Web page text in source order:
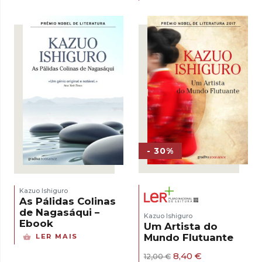
Kazuo Ishiguro
As Pálidas Colinas
de Nagasáqui –
Ebook
LER MAIS
- 30%
Kazuo Ishiguro
Um Artista do
Mundo Flutuante
12,00€ O
8,40 €O